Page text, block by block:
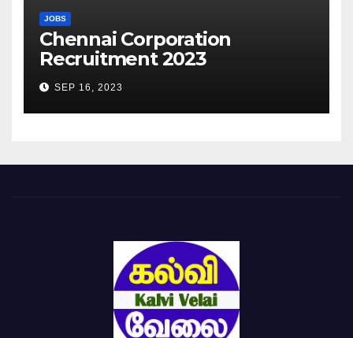
JOBS
Chennai Corporation
Recruitment 2023
SEP 16, 2023